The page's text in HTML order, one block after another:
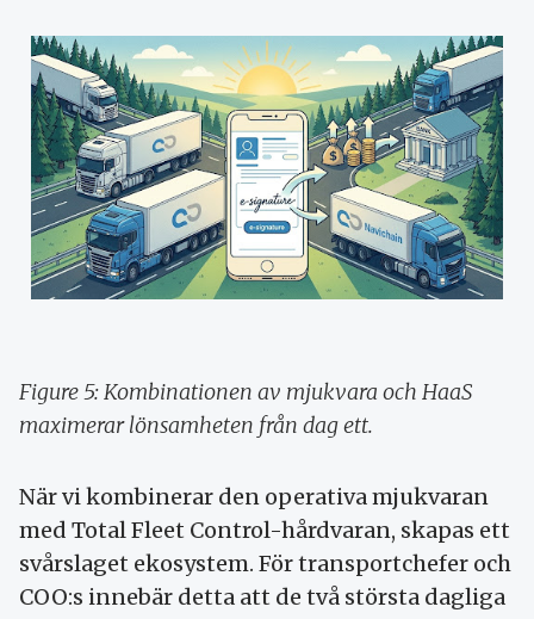
Figure 5: Kombinationen av mjukvara och HaaS
maximerar lönsamheten från dag ett.
När vi kombinerar den operativa mjukvaran
med Total Fleet Control-hårdvaran, skapas ett
svårslaget ekosystem. För transportchefer och
COO:s innebär detta att de två största dagliga